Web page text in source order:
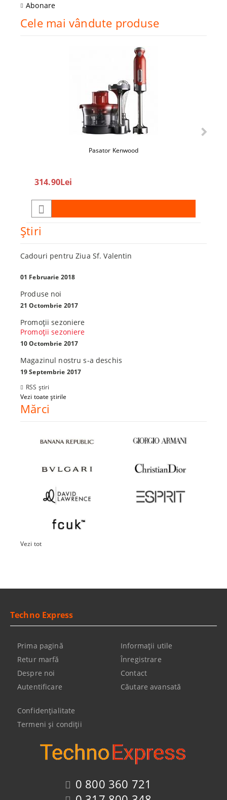
Abonare
Cele mai vândute produse
Pasator Kenwood
314.90Lei
Ştiri
Cadouri pentru Ziua Sf. Valentin
01 Februarie 2018
Produse noi
21 Octombrie 2017
Promoţii sezoniere
Promoţii sezoniere
10 Octombrie 2017
Magazinul nostru s-a deschis
19 Septembrie 2017
RSS știri
Vezi toate știrile
Mărci
Vezi tot
0 800 360 721
Techno Express
Prima pagină
Retur marfă
Despre noi
Autentificare
Informaţii utile
Înregistrare
Contact
Căutare avansată
Confidenţialitate
Termeni şi condiţii